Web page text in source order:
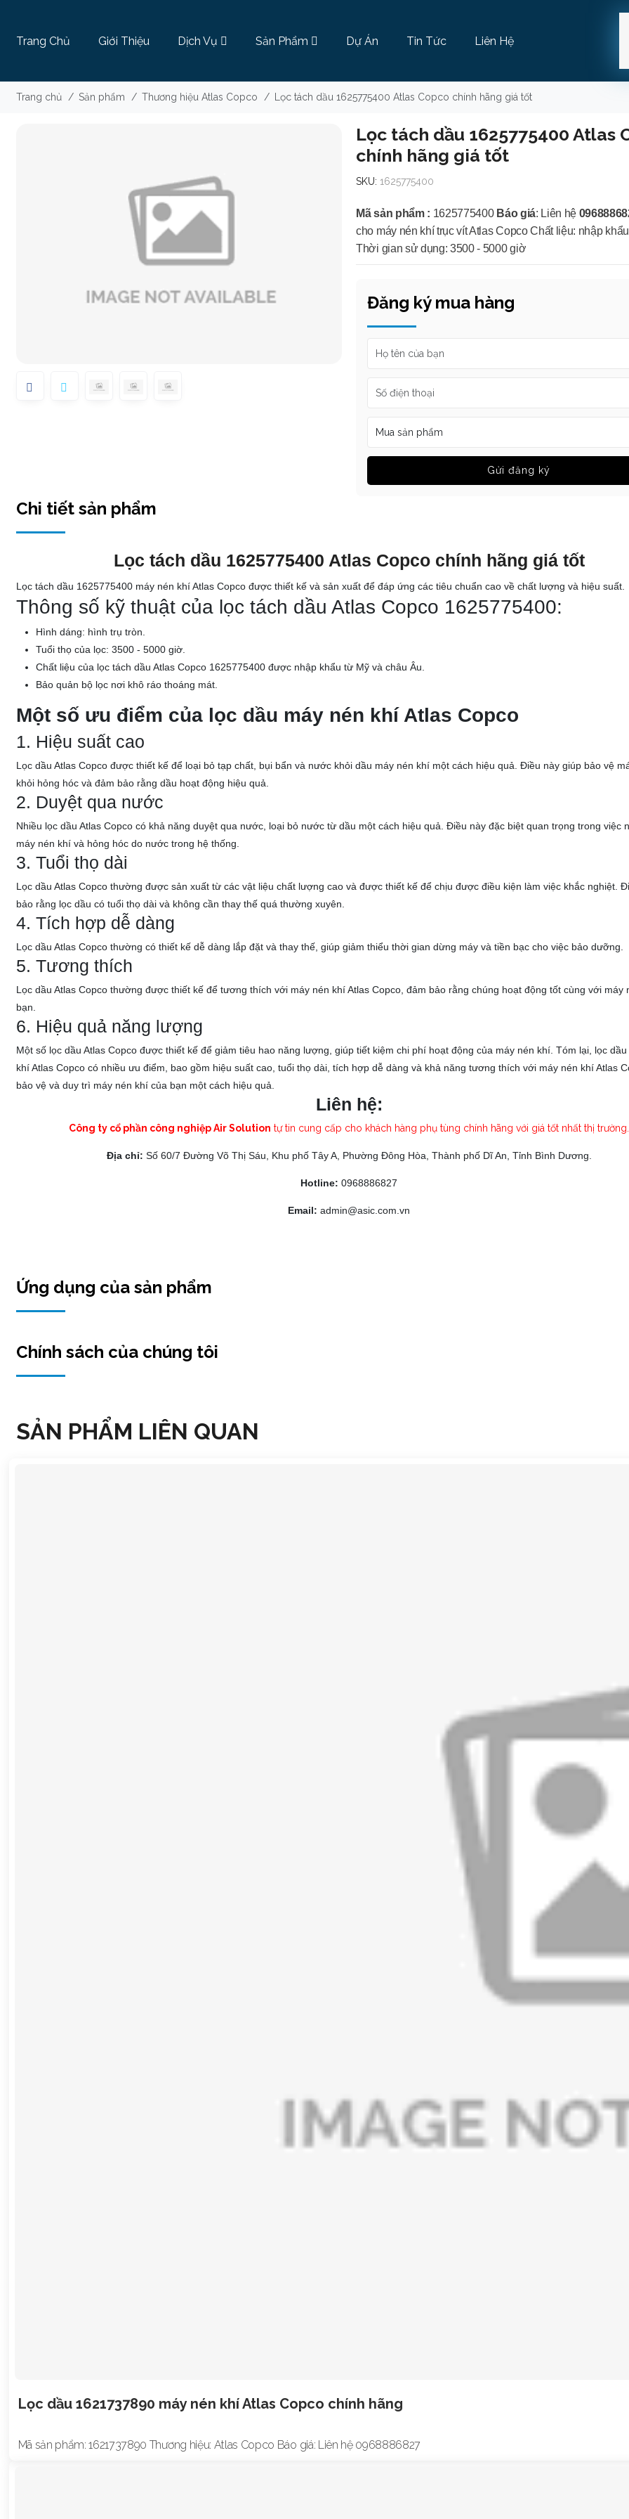
Trang Chủ Giới Thiệu Dịch Vụ Sản Phẩm Dự Án Tin Tức Liên Hệ
Trang chủ / Sản phẩm / Thương hiệu Atlas Copco / Lọc tách dầu 1625775400 Atlas Copco chính hãng giá tốt
Lọc tách dầu 1625775400 Atlas
chính hãng giá tốt
SKU:1625775400
Mã sản phẩm : 1625775400 Báo giá: Liên hệ
cho máy nén khí trục vít Atlas Copco Chất liệu: nhập
Thời gian sử dụng: 3500 - 5000 giờ
Đăng ký mua hàng
Gửi đăng ký
Chi tiết sản phẩm
Lọc tách dầu 1625775400 Atlas Copco chính hãng giá tốt
Lọc tách dầu 1625775400 máy nén khí Atlas Copco được thiết kế và sản xuất để đáp ứng các tiêu chuẩn cao về chất lượng và hiệu suất.
Thông số kỹ thuật của lọc tách dầu Atlas Copco 1625775400:
Hình dáng: hình trụ tròn.
Tuổi thọ của lọc: 3500 - 5000 giờ.
Chất liệu của lọc tách dầu Atlas Copco 1625775400 được nhập khẩu từ Mỹ và châu Âu.
Bảo quản bộ lọc nơi khô ráo thoáng mát.
Một số ưu điểm của lọc dầu máy nén khí Atlas Copco
1. Hiệu suất cao
Lọc dầu Atlas Copco được thiết kế để loại bỏ tạp chất, bụi bẩn và nước khỏi dầu máy nén khí một cách hiệu quả. Điều này giúp bảo vệ
khỏi hỏng hóc và đảm bảo rằng dầu hoạt động hiệu quả.
2. Duyệt qua nước
Nhiều lọc dầu Atlas Copco có khả năng duyệt qua nước, loại bỏ nước từ dầu một cách hiệu quả. Điều này đặc biệt quan trọng trong việc
máy nén khí và hỏng hóc do nước trong hệ thống.
3. Tuổi thọ dài
Lọc dầu Atlas Copco thường được sản xuất từ các vật liệu chất lượng cao và được thiết kế để chịu được điều kiện làm việc khắc nghiệt.
bảo rằng lọc dầu có tuổi thọ dài và không cần thay thế quá thường xuyên.
4. Tích hợp dễ dàng
Lọc dầu Atlas Copco thường có thiết kế dễ dàng lắp đặt và thay thế, giúp giảm thiểu thời gian dừng máy và tiền bạc cho việc bảo dưỡng.
5. Tương thích
Lọc dầu Atlas Copco thường được thiết kế để tương thích với máy nén khí Atlas Copco, đảm bảo rằng chúng hoạt động tốt cùng với máy
bạn.
6. Hiệu quả năng lượng
Một số lọc dầu Atlas Copco được thiết kế để giảm tiêu hao năng lượng, giúp tiết kiệm chi phí hoạt động của máy nén khí. Tóm lại, lọc
khí Atlas Copco có nhiều ưu điểm, bao gồm hiệu suất cao, tuổi thọ dài, tích hợp dễ dàng và khả năng tương thích với máy nén khí Atlas
bảo vệ và duy trì máy nén khí của bạn một cách hiệu quả.
Liên hệ:
Công ty cổ phần công nghiệp Air Solution tự tin cung cấp cho khách hàng phụ tùng chính hãng với giá tốt nhất thị trường.
Địa chỉ: Số 60/7 Đường Võ Thị Sáu, Khu phố Tây A, Phường Đông Hòa, Thành phố Dĩ An, Tỉnh Bình Dương.
Hotline: 0968886827
Email:admin@asic.com.vn
Ứng dụng của sản phẩm
Chính sách của chúng tôi
SẢN PHẨM LIÊN QUAN
Lọc dầu 1621737890 máy nén khí Atlas Copco chính hãng
Mã sản phẩm: 1621737890 Thương hiệu: Atlas Copco Báo giá: Liên hệ 0968886827